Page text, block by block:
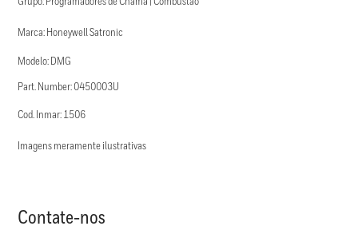
Marca: Honeywell Satronic
Modelo: DMG
Part. Number: 0450003U
Cod. Inmar: 1506
Imagens meramente ilustrativas
Contate-nos